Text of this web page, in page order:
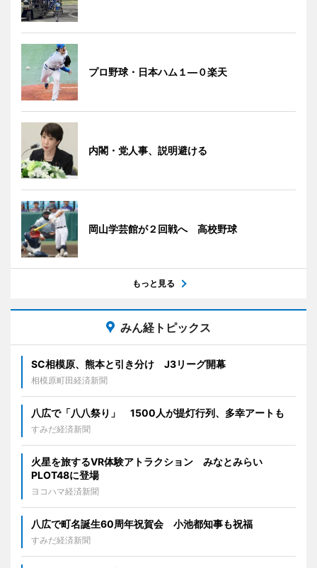
プロ野球・日本ハム１―０楽天
内閣・党人事、説明避ける
岡山学芸館が２回戦へ 高校野球
もっと見る
みん経トピックス
SC相模原、熊本と引き分け J3リーグ開幕
相模原町田経済新聞
八広で「八八祭り」 1500人が提灯行列、多幸アートも
すみだ経済新聞
火星を旅するVR体験アトラクション みなとみらい
PLOT48に登場
ヨコハマ経済新聞
八広で町名誕生60周年祝賀会 小池都知事も祝福
すみだ経済新聞